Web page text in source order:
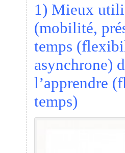
1) Mieux
(mobilité,
temps
asynchrone)
l’apprendre
temps)